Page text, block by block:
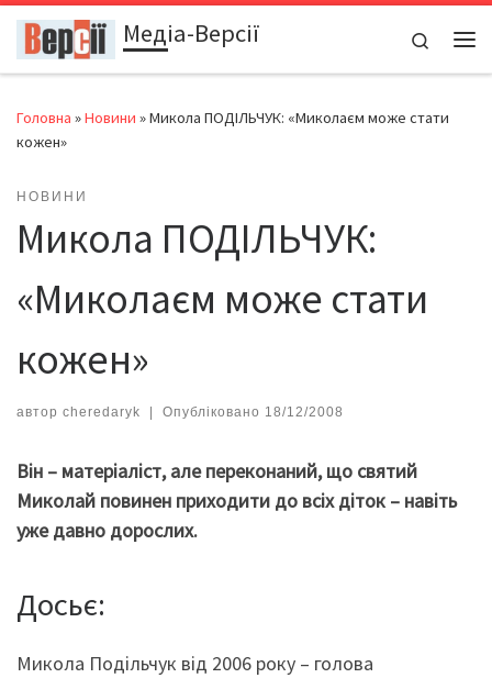
Перейти до вмістуМедіа-Версії
Search
Головна »Новини »Микола ПОДІЛЬЧУК: «Миколаєм може стати
кожен»
НОВИНИ
Микола ПОДІЛЬЧУК:
«Миколаєм може стати
кожен»
автор cheredaryk | Опубліковано 18/12/2008
Він – матеріаліст, але переконаний, що святий
Миколай повинен приходити до всіх діток – навіть
уже давно дорослих.
Досьє:
Микола Подільчук від 2006 року – голова